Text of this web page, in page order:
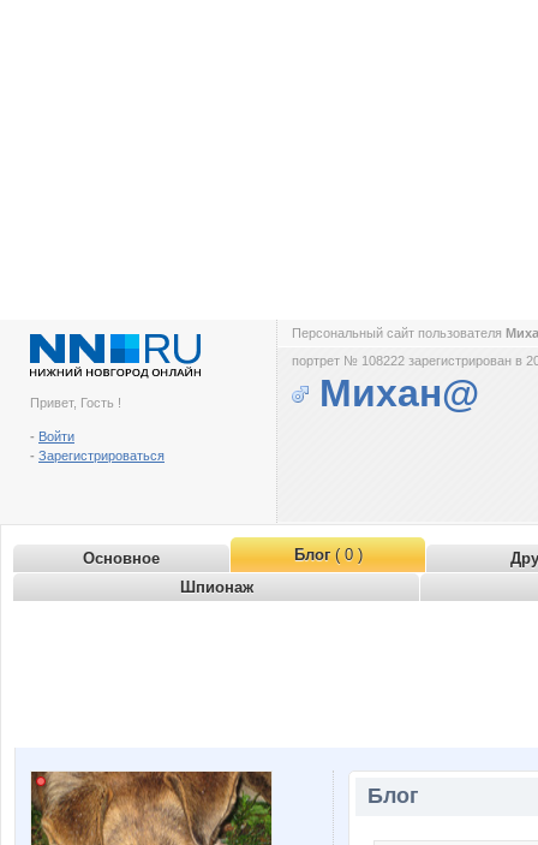
Привет, Гость !
- Войти
- Зарегистрироваться
Персональный сайт пользователя
портрет № 108222 зарегистрирован в
Михан@
Основное Блог( 0 )
Шпионаж
Блог